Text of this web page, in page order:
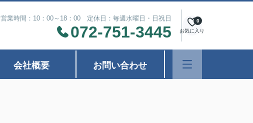
営業時間：10：00～18：00 定休日：毎週水曜日・日祝日
072-751-3445 お気に入り
0
会社概要 お問い合わせ